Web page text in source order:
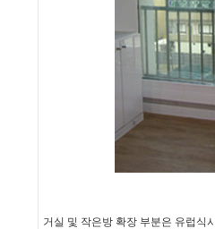
거실 및 작은방 확장 부분은 유럽식